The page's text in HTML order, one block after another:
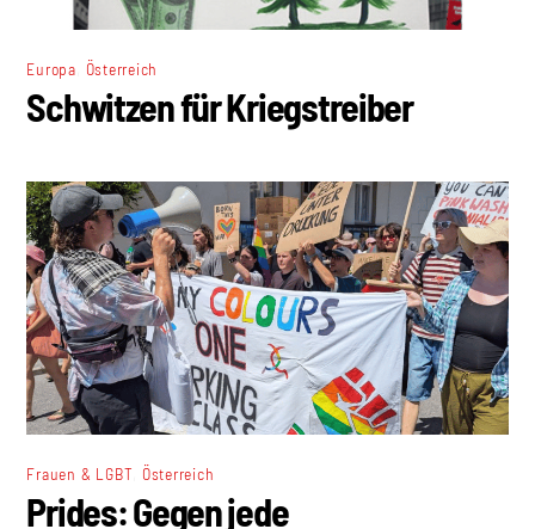
Europa Österreich
Schwitzen für Kriegstreiber
Frauen & LGBT Österreich
Prides: Gegen jede